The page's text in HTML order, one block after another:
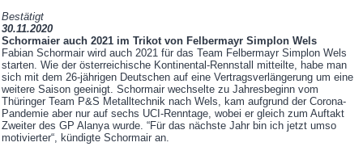
Bestätigt
30.11.2020
Schormaier auch 2021 im Trikot von Felbermayr Simplon Wels
Fabian Schormair wird auch 2021 für das Team Felbermayr Simplon Wels
starten. Wie der österreichische Kontinental-Rennstall mitteilte, habe man
sich mit dem 26-jährigen Deutschen auf eine Vertragsverlängerung um eine
weitere Saison geeinigt. Schormair wechselte zu Jahresbeginn vom
Thüringer Team P&S Metalltechnik nach Wels, kam aufgrund der Corona-
Pandemie aber nur auf sechs UCI-Renntage, wobei er gleich zum Auftakt
Zweiter des GP Alanya wurde. “Für das nächste Jahr bin ich jetzt umso
motivierter“, kündigte Schormair an.